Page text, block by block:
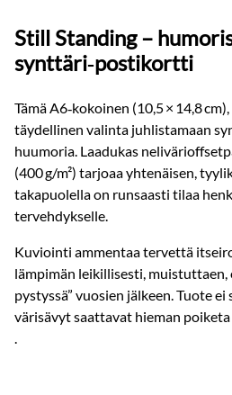
Still Standing –
synttäri‑postikortti
Tämä A6‑kokoinen (10,5 × 14,8
täydellinen valinta juhlistamaan
huumoria. Laadukas
(400 g/m²) tarjoaa yhtenäisen,
takapuolella on runsaasti tilaa
tervehdykselle.
Kuviointi ammentaa tervettä
lämpimän leikillisesti, muistuttaen,
pystyssä” vuosien jälkeen. Tuote
värisävyt saattavat hieman
.